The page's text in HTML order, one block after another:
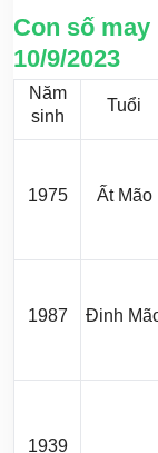
Con số
10/9/2023
Năm
sinh
Tuổi
1975 Ất Mão
1987 Đinh
1939